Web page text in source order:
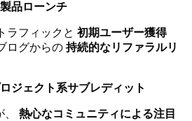
品ローンチ
ラフィックと 初期ユーザー獲得
ログからの 持続的なリファラルリ
ジェクト系サブレディット
、 熱心なコミュニティによる注目